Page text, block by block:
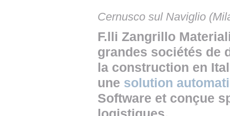
Cernusco sul Naviglio
F.lli Zangrillo
grandes sociétés de
la construction en
une solution
Software et conçue